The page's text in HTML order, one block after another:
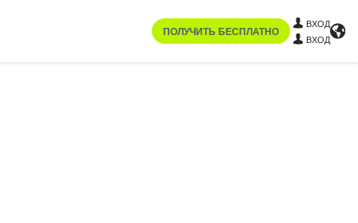
ПОЛУЧИТЬ БЕСПЛАТНО
ВХОД
ВХОД